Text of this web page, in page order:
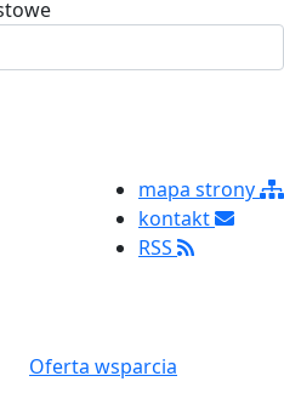
na 150%
na 125%
mapa strony
kontakt
RSS
Oferta wsparcia